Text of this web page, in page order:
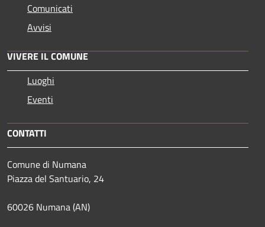
Comunicati
Avvisi
VIVERE IL COMUNE
Luoghi
Eventi
CONTATTI
Comune di Numana
Piazza del Santuario, 24
60026 Numana (AN)